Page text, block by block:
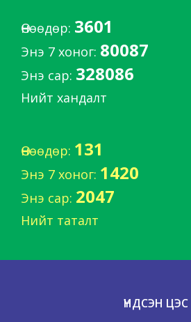
Өнөөдөр: 3601
Энэ 7 хоног: 80087
Энэ сар: 328086
Нийт хандалт
Өнөөдөр: 131
Энэ 7 хоног: 1420
Энэ сар: 2047
Нийт таталт
ҮНДСЭН ЦЭС